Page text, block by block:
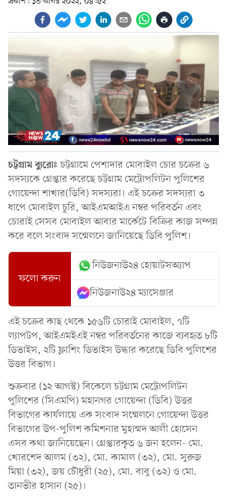
চট্টগ্রাম ব্যুরোঃচট্টগ্রামে পেশাদার মোবাইল চোর চক্রের ৬
সদস্যকে গ্রেপ্তার করেছে চট্টগ্রাম মেট্রোপলিটন পুলিশের
গোয়েন্দা শাখার(ডিবি) সদস্যরা। এই চক্রের সদস্যরা ৩
ধাপে মোবাইল চুরি, আইএমআইএ নম্বর পরিবর্তন এবং
চোরাই সেসব মোবাইল আবার মার্কেটে বিক্রির কাজ সম্পন্ন
করে বলে সংবাদ সম্মেলনে জানিয়েছে ডিবি পুলিশ।
ফলো করুন
নিউজনাউ২৪ হোয়াটসঅ্যাপ
নিউজনাউ২৪ ম্যাসেঞ্জার
এই চক্রের কাছ থেকে ১৫৬টি চোরাই মোবাইল, ৭টি
ল্যাপটপ, আইএমইএই নম্বর পরিবর্তনের কাজে ব্যবহৃত ৮টি
ডিভাইস, ২টি ফ্লাশিং ডিভাইস উদ্ধার করেছে ডিবি পুলিশের
উত্তর বিভাগ।
শুক্রবার (১২ আগস্ট) বিকেলে চট্টগ্রাম মেট্রোপলিটন
পুলিশের (সিএমপি) মহানগর গোয়েন্দা (ডিবি) উত্তর
বিভাগের কার্যলায়ে এক সংবাদ সম্মেলনে গোয়েন্দা উত্তর
বিভাগের উপ-পুলিশ কমিশনার মুহাম্মদ আলী হোসেন
এসব কথা জানিয়েছেন। গ্রেপ্তারকৃত ৬ জন হলেন- মো.
খোরশেদ আলম (৩২), মো. কামাল (৩২), মো. সুরুজ
মিয়া (৩২), জয় চৌধুরী (২৫), মো. বাবু (৩২) ও মো.
তানভীর হাসান (২৫)।